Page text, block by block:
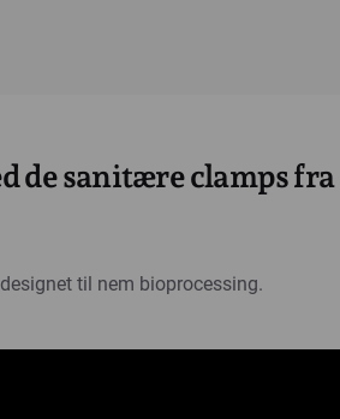
de sanitære clamps fra
til nem bioprocessing.